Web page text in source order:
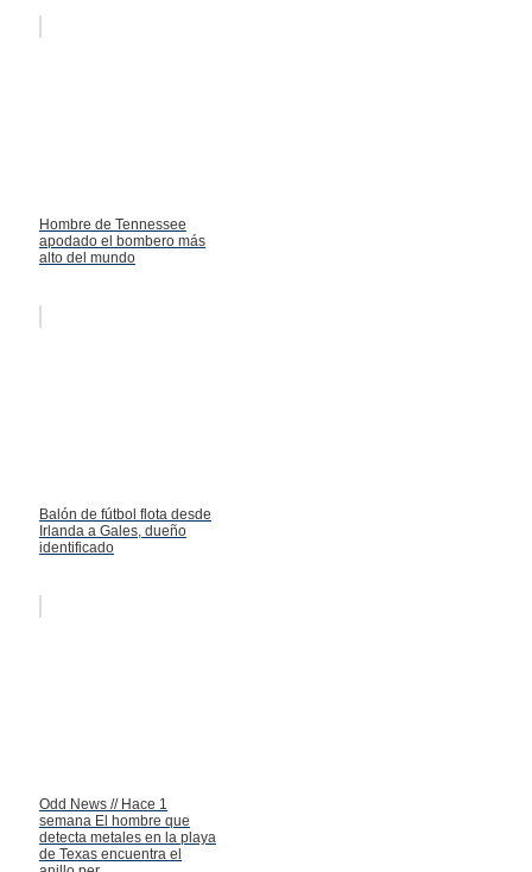
Hombre de Tennessee
apodado el bombero más
alto del mundo
Balón de fútbol flota desde
Irlanda a Gales, dueño
identificado
Odd News // Hace 1
semana El hombre que
detecta metales en la playa
de Texas encuentra el